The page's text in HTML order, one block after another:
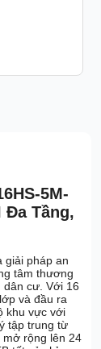
5M-
Đa Tầng,
giải pháp an
tâm thương
dân cư. Với 16
và đầu ra
khu vực với
tập trung từ
mở rộng lên 24